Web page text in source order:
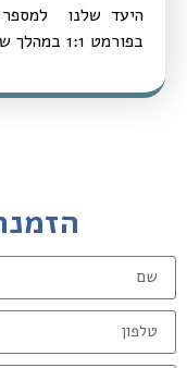
היעד שלנו
בפורמט 1:1 במהלך שנת 2024.